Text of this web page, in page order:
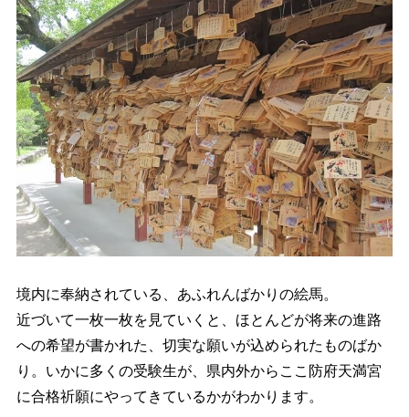
境内に奉納されている、あふれんばかりの絵馬。
近づいて一枚一枚を見ていくと、ほとんどが将来の進路
への希望が書かれた、切実な願いが込められたものばか
り。いかに多くの受験生が、県内外からここ防府天満宮
に合格祈願にやってきているかがわかります。